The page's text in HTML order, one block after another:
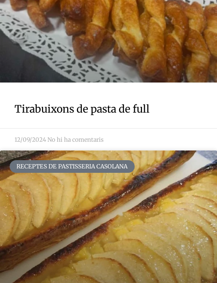
Tirabuixons de pasta de full
12/09/2024 No hi ha comentaris
RECEPTES DE PASTISSERIA CASOLANA